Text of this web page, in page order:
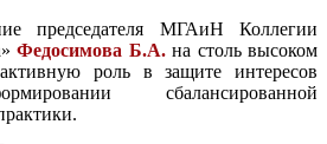
председателя МГАиН Коллегии
Федосимова Б.А.на столь высоком
роль в защите интересов
сбалансированной